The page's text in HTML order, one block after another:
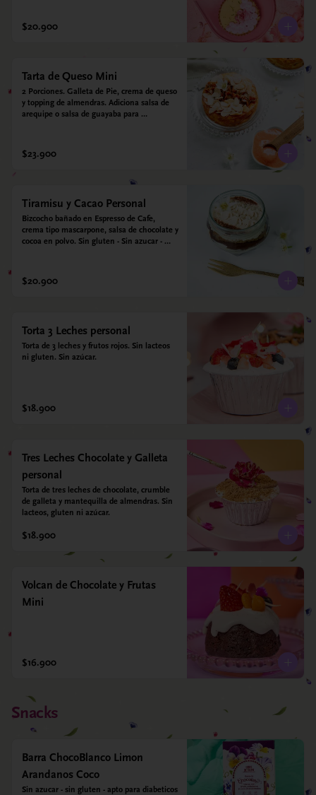
$20.900
Tarta de Queso Mini
2 Porciones. Galleta de Pie, crema de queso
y topping de almendras. Adiciona salsa de
arequipe o salsa de guayaba para
$23.900
Tiramisu y Cacao Personal
Bizcocho bañado en Espresso de Cafe,
crema tipo mascarpone, salsa de chocolate y
cocoa en polvo. Sin gluten - Sin azucar -
$20.900
Torta 3 Leches personal
Torta de 3 leches y frutos rojos. Sin lacteos
ni gluten. Sin azúcar.
$18.900
Tres Leches Chocolate y Galleta
personal
Torta de tres leches de chocolate, crumble
de galleta y mantequilla de almendras. Sin
lacteos, gluten ni azúcar.
$18.900
Volcan de Chocolate y Frutas
Mini
$16.900
Snacks
Barra ChocoBlanco Limon
Arandanos Coco
Sin azucar - sin gluten - apto para diabeticos